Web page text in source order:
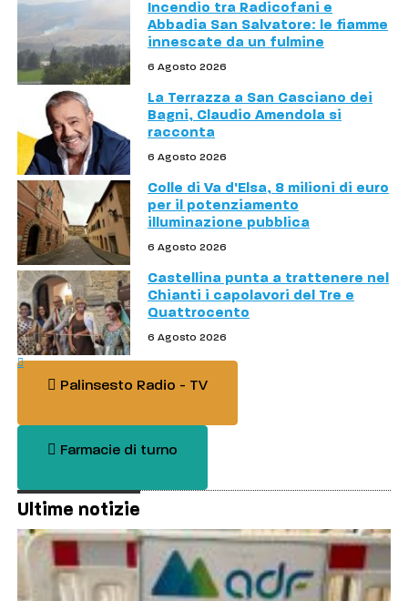
Incendio tra Radicofani e
Abbadia San Salvatore: le fiamme
innescate da un fulmine
6 Agosto 2026
La Terrazza a San Casciano dei
Bagni, Claudio Amendola si
racconta
6 Agosto 2026
Colle di Va d'Elsa, 8 milioni di euro
per il potenziamento
illuminazione pubblica
6 Agosto 2026
Castellina punta a trattenere nel
Chianti i capolavori del Tre e
Quattrocento
6 Agosto 2026
Palinsesto Radio - TV
Farmacie di turno
Ultime notizie